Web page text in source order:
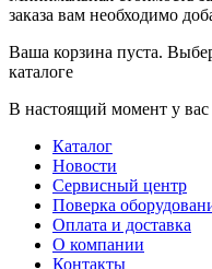
заказа вам необходимо
Ваша корзина пуста.
каталоге
В настоящий момент у
Каталог
Новости
Сервисный центр
Поверка
Оплата и доставка
О компании
Контакты